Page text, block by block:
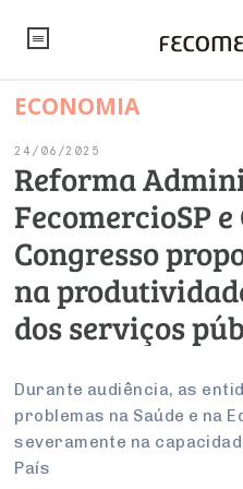
NOTÍCIAS
Editorial
Artigos
Institucional
Debates Fecomercio-SP
PROJETOS ESPECIAIS:
UM BRASIL
Economia
Pesquisas
Brasil
Modernização do Estado
Inteligência Artificial
Legislação
Trabalho
Arbitragem e Mediação
Reforma Tributária
Negócios
Atacado
Serviços
Sustentabilidade
Últimas Notícias
SINDICATOS
PESQUISAS
FALE CONOSCO
INSTITUCIONAL
Imprensa
Negociações Coletivas
CONSELHOS
Conselho de Turismo
Conselho de Emprego e
EMPRESAS
ECONOMIA
24/06/2025
Reforma
FecomercioSP
Congresso
na
dos serviços
Durante audiência, as
problemas na Saúde e na
severamente na
País